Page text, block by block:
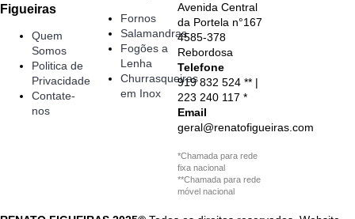
Figueiras
Quem
Somos
Politica de
Privacidade
Contate-
nos
Fornos
Salamandras
Fogões a
Lenha
Churrasqueiras
em Inox
Avenida Central
da Portela n°167
4585-378
Rebordosa
Telefone
919 832 524 ** |
223 240 117 *
Email
geral@renatofigueiras.com
*Chamada para rede
fixa nacional
**Chamada para rede
móvel nacional